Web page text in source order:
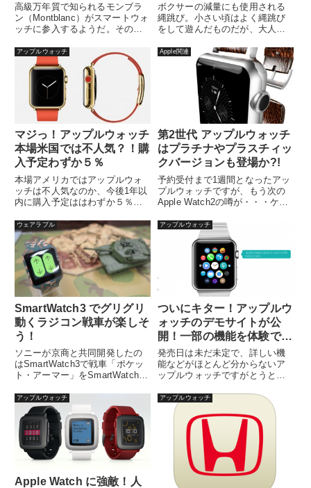
高級万年質で知られるモンブラ
ン（Montblanc）がスマートウォ
ッチに参入するようだ。その名
ボクサーの減量にも使用される
縄跳び。小さい頃はよく縄跳び
をして遊んだものだが、大人に
と、すご...
アップルウォッチ
マジっ！アップルウォッチ
本場米国では不人気？！購
入予定わずか５％
本場アメリカではアップルウォ
ッチは不人気なのか、今後1年以
内に購入予定ははわずか５％と
ない事...
Apple関連
第2世代 アップルウォッチ
はプラチナやプラスチィッ
クバージョンも登場か?!
予約受付まで1週間となったアッ
プルウォッチですが、もう次の
Apple Watch2の噂が・・・ケー
ウェアラブル
SmartWatch3 でグリグリ
動くラジコン戦車が楽しそ
う！
ソニーが京商と共同開発したの
はSmartWatch3で戦車「ポケッ
ト・アーマー」をSmartWatch 3
アップルウォッチ
ついにキター！アップルウ
ォッチのデモサイトが公
開！一部の機能を体験でき
るぞ！
発売日は未だ未定で、詳しい機
能などがほとんど分からないア
ップルウォッチですがとうと
もサイトが...
アップルウォッチ
Apple Watch に強敵！人
アップルウォッチ